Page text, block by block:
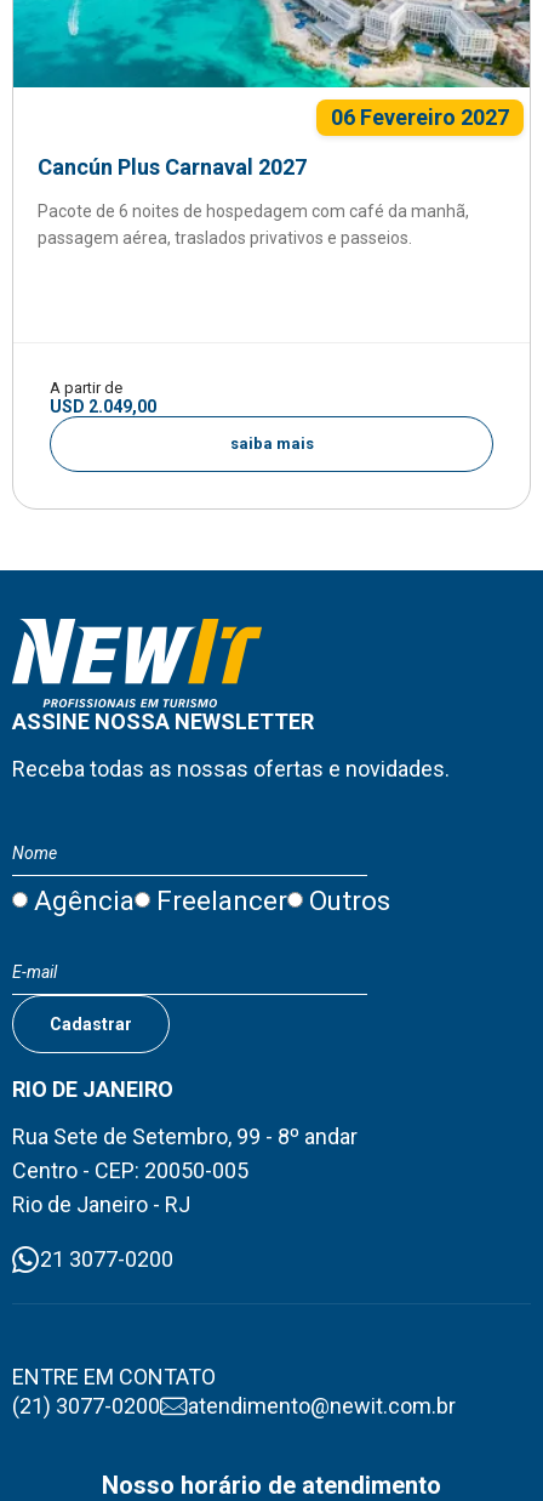
06 Fevereiro 2027
Cancún Plus Carnaval 2027
Pacote de 6 noites de hospedagem com café da manhã,
passagem aérea, traslados privativos e passeios.
A partir de
USD 2.049,00
saiba mais
ASSINE NOSSA NEWSLETTER
Receba todas as nossas ofertas e novidades.
Agência Freelancer Outros
RIO DE JANEIRO
Rua Sete de Setembro, 99 - 8º andar
Centro - CEP: 20050-005
Rio de Janeiro - RJ
21 3077-0200
ENTRE EM CONTATO
(21) 3077-0200
atendimento@newit.com.br
Nosso horário de atendimento